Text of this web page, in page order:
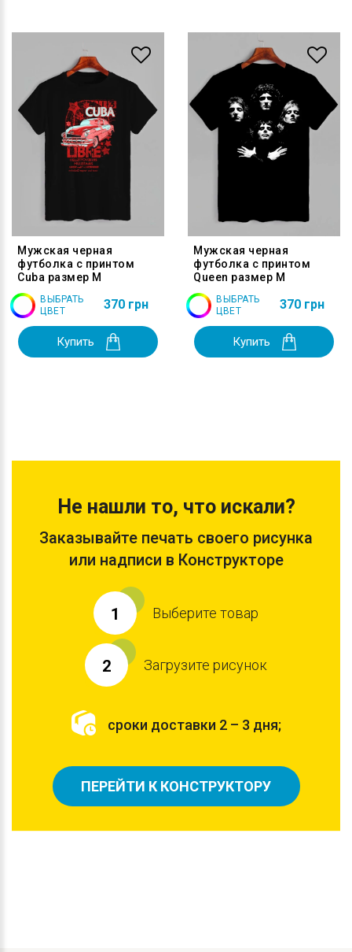
Мужская черная
футболка с принтом
Cuba размер M
ВЫБРАТЬ
ЦВЕТ
370 грн
Купить
Мужская черная
футболка с принтом
Queen размер M
ВЫБРАТЬ
ЦВЕТ
370 грн
Купить
Не нашли то, что искали?
Заказывайте печать своего рисунка
или надписи в Конструкторе
1 Выберите товар
2 Загрузите рисунок
сроки доставки 2 – 3 дня;
ПЕРЕЙТИ К КОНСТРУКТОРУ